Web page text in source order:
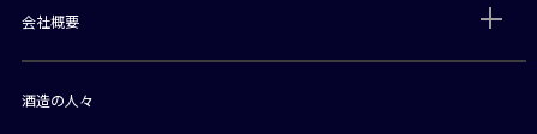
会社概要
酒造の人々